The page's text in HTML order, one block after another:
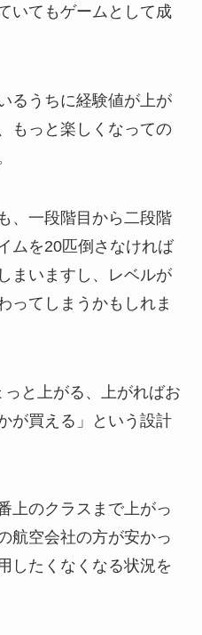
いてもゲームとして成
るうちに経験値が上が
もっと楽しくなっての
、一段階目から二段階
ムを20匹倒さなければ
まいますし、レベルが
ってしまうかもしれま
と上がる、上がればお
が買える」という設計
上のクラスまで上がっ
航空会社の方が安かっ
したくなくなる状況を